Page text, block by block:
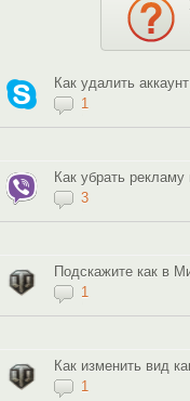
Как удалить
1
Как убрать рекламу
3
Подскажите как в
1
Как изменить вид
1